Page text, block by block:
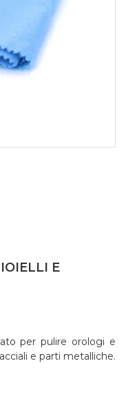
E
per pulire orologi e
e parti metalliche.